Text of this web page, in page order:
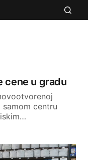
cene u gradu
samom centru